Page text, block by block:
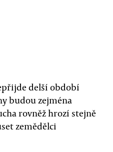
delší období
budou zejména
rovněž hrozí stejně
zemědělci